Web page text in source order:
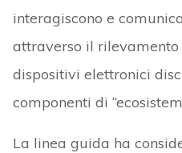
interagiscono e
attraverso il rilevamento
dispositivi elettronici
componenti di
La linea guida ha